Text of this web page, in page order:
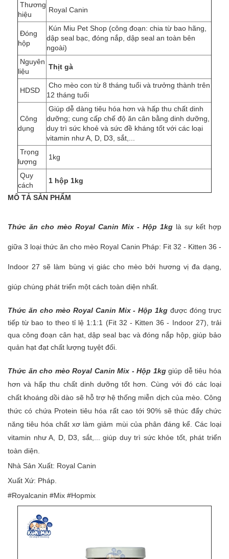
Thương
hiệu
Royal Canin
Đóng
hộp
Kún Miu Pet Shop (công đoạn: chia từ bao hãng,
dập seal bạc, đóng nắp, dập seal an toàn bên
ngoài)
Nguyên
liệu
Thịt gà
HDSD
Cho mèo con từ 8 tháng tuổi và trưởng thành trên
12 tháng tuổi
Công
dụng
Giúp dễ dàng tiêu hóa hơn và hấp thu chất dinh
dưỡng; cung cấp chế độ ăn cân bằng dinh dưỡng,
duy trì sức khoẻ và sức đề kháng tốt với các loại
vitamin như A, D, D3, sắt,...
Trọng
lượng
1kg
Quy
cách
1 hộp 1kg
MÔ TẢ SẢN PHẨM
Thức ăn cho mèo Royal Canin Mix - Hộp 1kg là sự kết hợp
giữa 3 loại thức ăn cho mèo Royal Canin Pháp: Fit 32 - Kitten 36 -
Indoor 27 sẽ làm bùng vị giác cho mèo bởi hương vị đa dạng,
giúp chúng phát triển một cách toàn diện nhất.
Thức ăn cho mèo Royal Canin Mix - Hộp 1kg được đóng trực
tiếp từ bao to theo tỉ lệ 1:1:1 (Fit 32 - Kitten 36 - Indoor 27), trải
qua công đoạn cân hạt, dập seal bạc và đóng nắp hộp, giúp bảo
quản hạt đạt chất lượng tuyệt đối.
Thức ăn cho mèo Royal Canin Mix - Hộp 1kggiúp dễ tiêu hóa
hơn và hấp thu chất dinh dưỡng tốt hơn. Cùng với đó các loại
chất khoáng dồi dào sẽ hỗ trợ hệ thống miễn dịch của mèo. Công
thức có chứa Protein tiêu hóa rất cao tới 90% sẽ thúc đẩy chức
năng tiêu hóa chất xơ làm giảm mùi của phân đáng kể. Các loại
vitamin như A, D, D3, sắt,... giúp duy trì sức khỏe tốt, phát triển
toàn diện.
Nhà Sản Xuất: Royal Canin
Xuất Xứ: Pháp.
#Royalcanin #Mix #Hopmix